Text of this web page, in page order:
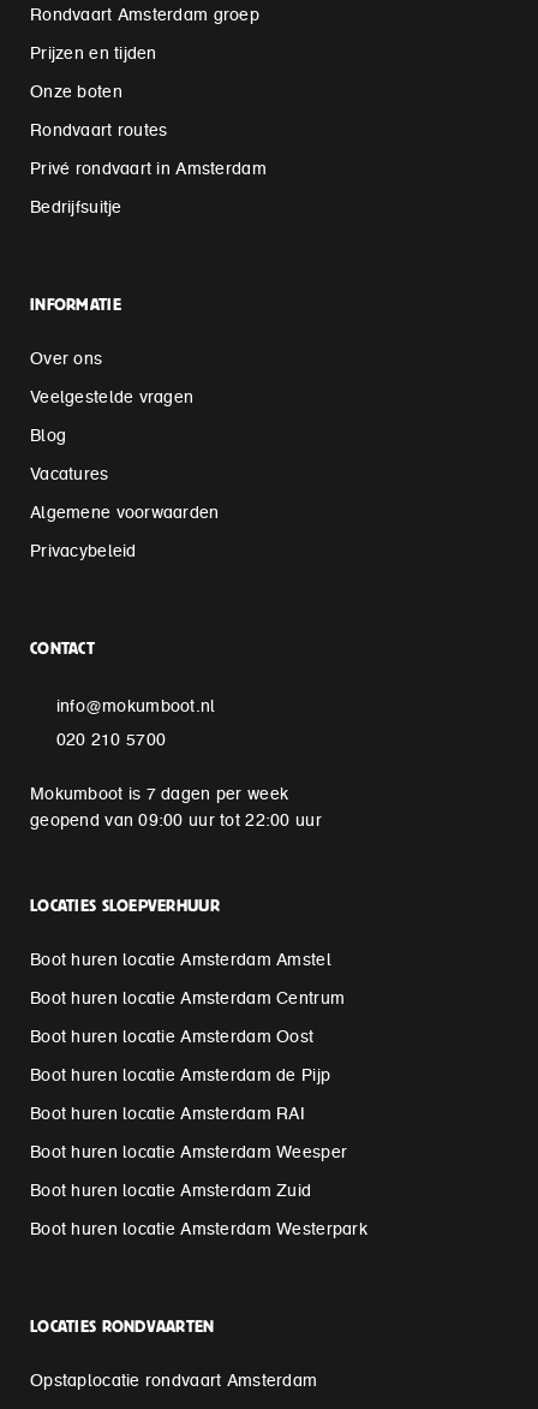
Rondvaart Amsterdam groep
Prijzen en tijden
Onze boten
Rondvaart routes
Privé rondvaart in Amsterdam
Bedrijfsuitje
INFORMATIE
Over ons
Veelgestelde vragen
Blog
Vacatures
Algemene voorwaarden
Privacybeleid
CONTACT
info@mokumboot.nl
020 210 5700
Mokumboot is 7 dagen per week
geopend van 09:00 uur tot 22:00 uur
LOCATIES SLOEPVERHUUR
Boot huren locatie Amsterdam Amstel
Boot huren locatie Amsterdam Centrum
Boot huren locatie Amsterdam Oost
Boot huren locatie Amsterdam de Pijp
Boot huren locatie Amsterdam RAI
Boot huren locatie Amsterdam Weesper
Boot huren locatie Amsterdam Zuid
Boot huren locatie Amsterdam Westerpark
LOCATIES RONDVAARTEN
Opstaplocatie rondvaart Amsterdam